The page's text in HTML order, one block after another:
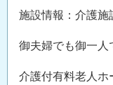
施設情報：介護施
御夫婦でも御一人
介護付有料老人